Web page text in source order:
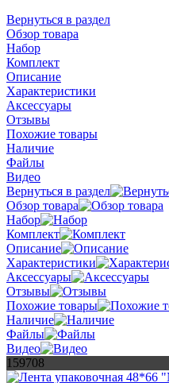
Вернуться в раздел
Обзор товара
Набор
Комплект
Описание
Характеристики
Аксессуары
Отзывы
Похожие товары
Наличие
Файлы
Видео
Вернуться в раздел
Обзор товара
Набор
Комплект
Описание
Характеристики
Аксессуары
Отзывы
Похожие товары
Наличие
Файлы
Видео
159708